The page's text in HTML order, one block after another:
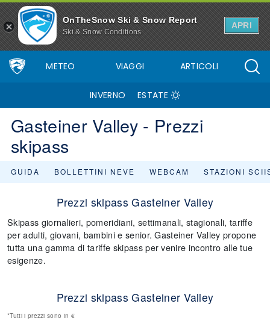
OnTheSnow Ski & Snow Report
Ski & Snow Conditions
APRI
METEO VIAGGI ARTICOLI
INVERNO ESTATE
Gasteiner Valley - Prezzi
skipass
GUIDA BOLLETTINI NEVE WEBCAM STAZIONI
Prezzi skipass Gasteiner Valley
Skipass giornalieri, pomeridiani, settimanali, stagionali, tariffe
per adulti, giovani, bambini e senior. Gasteiner Valley propone
tutta una gamma di tariffe skipass per venire incontro alle tue
esigenze.
Prezzi skipass Gasteiner Valley
*Tutti i prezzi sono in €